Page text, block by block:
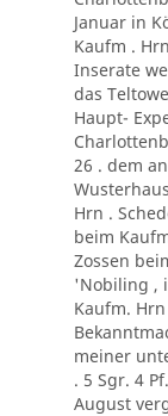
Januar in
Kaufm .
Inserate
das
Haupt-
26 . dem
Hrn .
beim
Zossen
'Nobiling ,
Kaufm.
meiner
. 5 Sgr. 4
August